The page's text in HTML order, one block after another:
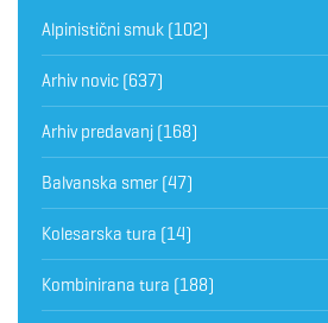
Alpinistični smuk (102)
Arhiv novic (637)
Arhiv predavanj (168)
Balvanska smer (47)
Kolesarska tura (14)
Kombinirana tura (188)